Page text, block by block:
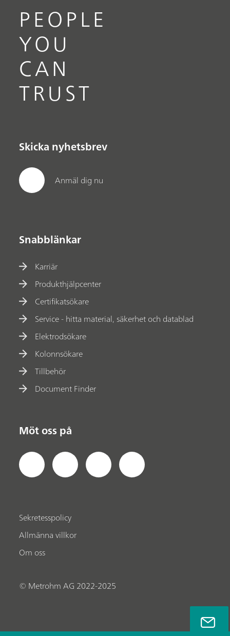
PEOPLE
YOU
CAN
TRUST
Skicka nyhetsbrev
Anmäl dig nu
Snabblänkar
Karriär
Produkthjälpcenter
Certifikatsökare
Service - hitta material, säkerhet och datablad
Elektrodsökare
Kolonnsökare
Tillbehör
Document Finder
Möt oss på
Sekretesspolicy
Allmänna villkor
Om oss
© Metrohm AG 2022-2025